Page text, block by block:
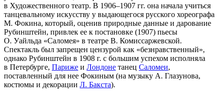
в Художественного театр. В 1906–1907 гг. она начала учиться
танцевальному искусству у выдающегося русского хореографа
М. Фокина, который, оценив природные данные и дарование
Рубинштейн, привлек ее к постановке (1907) пьесы
О. Уайльда «Саломея» в театре В. Комиссаржевской.
Спектакль был запрещен цензурой как «безнравственный»,
однако Рубинштейн в 1908 г. с большим успехом исполняла
в Петербурге, Париже и Лондоне танец Саломеи,
поставленный для нее Фокиным (на музыку А. Глазунова,
костюмы и декорации Л. Бакста).